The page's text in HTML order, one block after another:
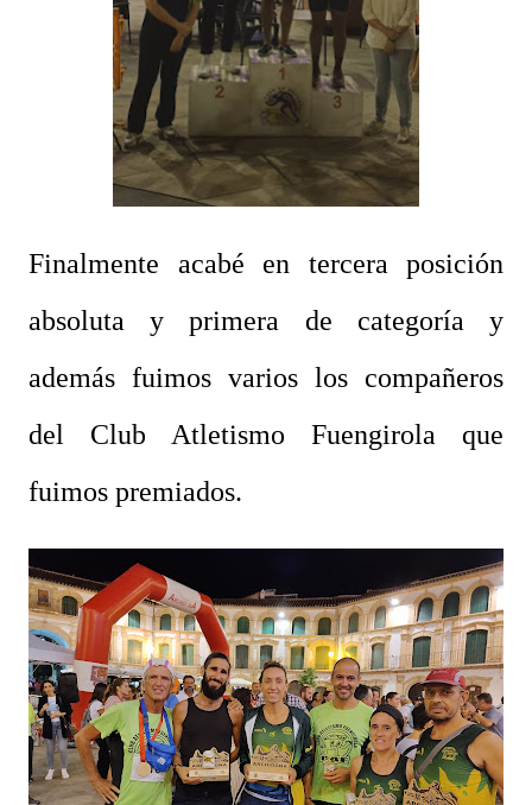
Finalmente acabé en tercera posición
absoluta y primera de categoría y
además fuimos varios los compañeros
del Club Atletismo Fuengirola que
fuimos premiados.